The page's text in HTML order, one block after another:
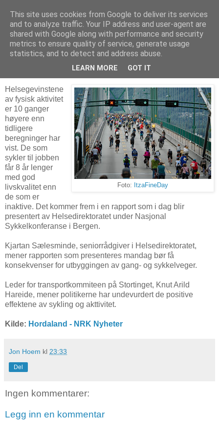
Arkitektur & Miljøteknologi
19 oktober 2010
Sykling til jobben svært positivt for helsa
Foto: ItzaFineDay
Helsegevinstene
av fysisk aktivitet
er 10 ganger
høyere enn
tidligere
beregninger har
vist. De som
sykler til jobben
får 8 år lenger
med god
livskvalitet enn
de som er
inaktive. Det kommer frem i en rapport som i dag blir
presentert av Helsedirektoratet under Nasjonal
Sykkelkonferanse i Bergen.
Kjartan Sælesminde, seniorrådgiver i Helsedirektoratet,
mener rapporten som presenteres mandag bør få
konsekvenser for utbyggingen av gang- og sykkelveger.
Leder for transportkommiteen på Stortinget, Knut Arild
Hareide, mener politikerne har undevurdert de positive
effektene av sykling og akttivitet.
Kilde: Hordaland - NRK Nyheter
Jon Hoem kl 23:33
Del
Ingen kommentarer:
Legg inn en kommentar
This site uses cookies from Google to deliver its services
and to analyze traffic. Your IP address and user-agent are
shared with Google along with performance and security
metrics to ensure quality of service, generate usage
statistics, and to detect and address abuse.
LEARN MORE GOT IT